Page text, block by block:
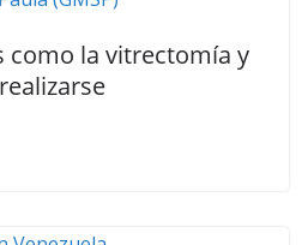
como la vitrectomía y